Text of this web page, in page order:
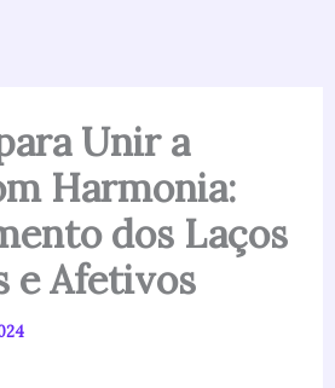
Unir a
Harmonia:
dos Laços
e Afetivos